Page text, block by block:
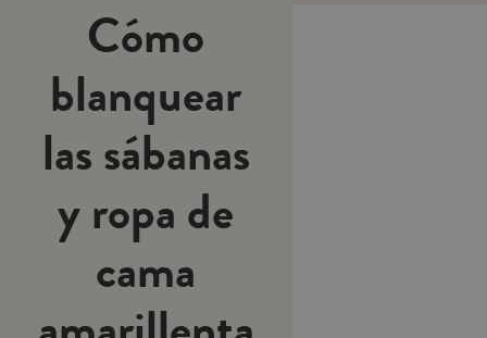
Cómo
blanquear
las sábanas
y ropa de
cama